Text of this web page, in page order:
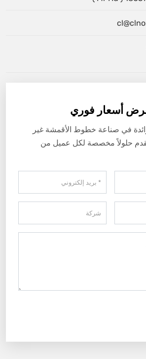
أسعار فوري
في صناعة خطوط الأقمشة غير
حلولاً مخصصة لكل عميل من